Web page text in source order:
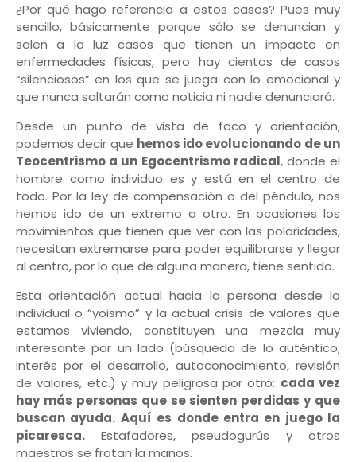
¿Por qué hago referencia a estos casos? Pues muy
sencillo, básicamente porque sólo se denuncian y
salen a la luz casos que tienen un impacto en
enfermedades físicas, pero hay cientos de casos
“silenciosos” en los que se juega con lo emocional y
que nunca saltarán como noticia ni nadie denunciará.
Desde un punto de vista de foco y orientación,
podemos decir que hemos ido evolucionando de un
Teocentrismo a un Egocentrismo radical, donde el
hombre como individuo es y está en el centro de
todo. Por la ley de compensación o del péndulo, nos
hemos ido de un extremo a otro. En ocasiones los
movimientos que tienen que ver con las polaridades,
necesitan extremarse para poder equilibrarse y llegar
al centro, por lo que de alguna manera, tiene sentido.
Esta orientación actual hacia la persona desde lo
individual o “yoismo” y la actual crisis de valores que
estamos viviendo, constituyen una mezcla muy
interesante por un lado (búsqueda de lo auténtico,
interés por el desarrollo, autoconocimiento, revisión
de valores, etc.) y muy peligrosa por otro: cada vez
hay más personas que se sienten perdidas y que
buscan ayuda. Aquí es donde entra en juego la
picaresca. Estafadores, pseudogurús y otros
maestros se frotan la manos.